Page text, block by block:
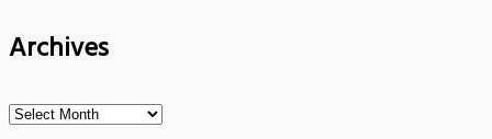
Archives
Archives